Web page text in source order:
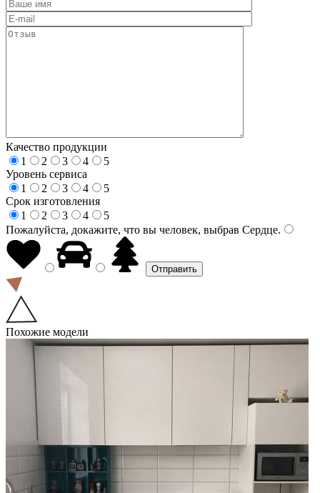
Качество продукции
1
2 3 4
5
Уровень сервиса
1
2 3 4
5
Срок изготовления
1
2 3 4
5
Пожалуйста, докажите, что вы человек, выбрав Сердце.
Похожие модели